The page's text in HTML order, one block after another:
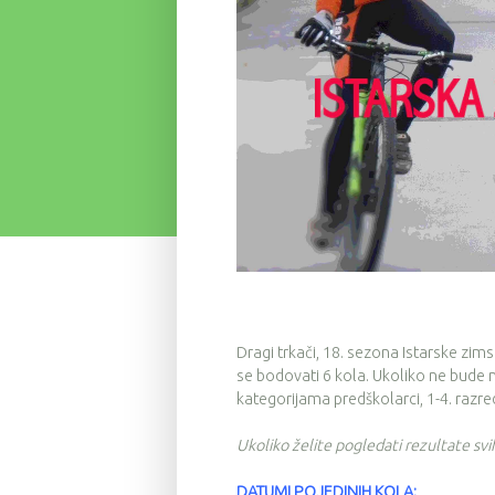
Dragi trkači, 18. sezona Istarske
se bodovati 6 kola. Ukoliko ne bude
kategorijama predškolarci, 1-4.
Ukoliko želite pogledati rezultate
DATUMI POJEDINIH KOLA: